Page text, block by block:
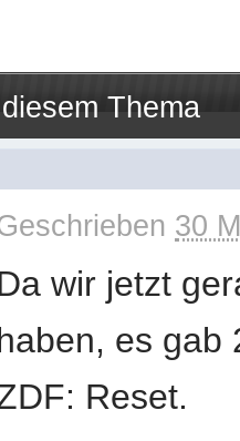
Thema
30
wir jetzt
es gab
Reset.